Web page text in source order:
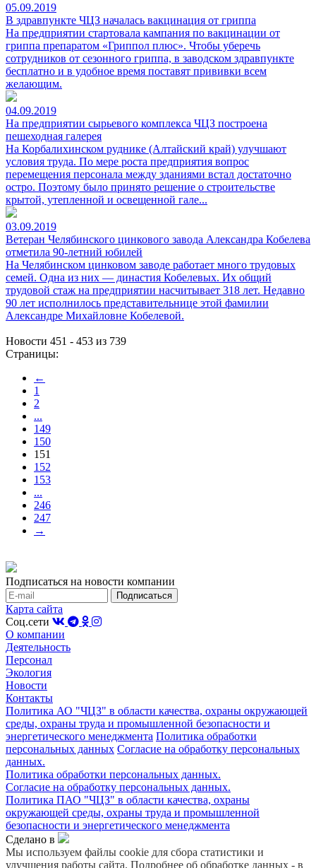
05.09.2019
В здравпункте ЧЦЗ началась вакцинация от гриппа
На предприятии стартовала кампания по вакцинации от
гриппа препаратом «Гриппол плюс». Чтобы уберечь
сотрудников от сезонного гриппа, в заводском здравпункте
бесплатно и в удобное время поставят прививки всем
желающим.
04.09.2019
На предприятии сырьевого комплекса ЧЦЗ построена
пешеходная галерея
На Корбалихинском руднике (Алтайский край) улучшают
условия труда. По мере роста предприятия вопрос
перемещения персонала между зданиями встал достаточно
остро. Поэтому было принято решение о строительстве
крытой, утепленной и освещенной гале...
03.09.2019
Ветеран Челябинского цинкового завода Александра Кобелева
отметила 90-летний юбилей
На Челябинском цинковом заводе работает много трудовых
семей. Одна из них — династия Кобелевых. Их общий
трудовой стаж на предприятии насчитывает 318 лет. Недавно
90 лет исполнилось представительнице этой фамилии
Александре Михайловне Кобелевой.
Новости 451 - 453 из 739
Страницы:
←
1
2
...
149
150
151
152
153
...
246
247
→
Подписаться на новости компании
Карта сайта
Соц.сети
О компании
Деятельность
Персонал
Экология
Новости
Контакты
Политика АО "ЧЦЗ" в области качества, охраны окружающей
среды, охраны труда и промышленной безопасности и
энергетического менеджмента Политика обработки
персональных данных Согласие на обработку персональных
данных.
Политика обработки персональных данных.
Согласие на обработку персональных данных.
Политика ПАО "ЧЦЗ" в области качества, охраны
окружающей среды, охраны труда и промышленной
безопасности и энергетического менеджмента
Сделано в
Мы используем файлы cookie для сбора статистики и
улучшения работы сайта. Подробнее об обработке данных - в